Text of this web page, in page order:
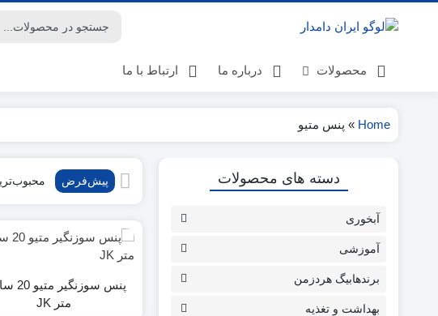
محصولات
لوازم گاوداری
لوازم دامپزشکی
بهداشت دامداری ها
بهداشت و تغذیه
حیوانات خانگی
درباره ما ارتباط با ما
Home
» پنس متیو
پیش‌فرض
پنس
متر JK
دسته های محصولات
آبخوری
آموزشی
برندهابیگ هردزمن
بهداشت و تغذیه